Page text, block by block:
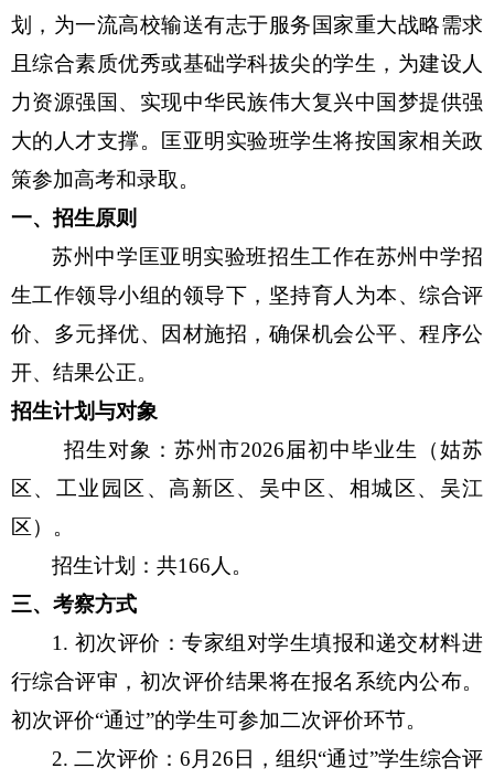
划，为一流高校输送有志于服务国家重大战略需求
且综合素质优秀或基础学科拔尖的学生，为建设人
力资源强国、实现中华民族伟大复兴中国梦提供强
大的人才支撑。匡亚明实验班学生将按国家相关政
策参加高考和录取。
一、招生原则
苏州中学匡亚明实验班招生工作在苏州中学招
生工作领导小组的领导下，坚持育人为本、综合评
价、多元择优、因材施招，确保机会公平、程序公
开、结果公正。
招生计划与对象
招生对象：苏州市2026届初中毕业生（姑苏
区、工业园区、高新区、吴中区、相城区、吴江
区）。
招生计划：共166人。
三、考察方式
1. 初次评价：专家组对学生填报和递交材料进
行综合评审，初次评价结果将在报名系统内公布。
初次评价“通过”的学生可参加二次评价环节。
2.二次评价：6月26日，组织“通过”学生综合评